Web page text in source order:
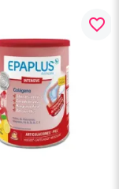
favorite_border